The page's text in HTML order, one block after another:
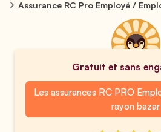
Assurance RC Pro Employé /
Gratuit et sans
Les assurances RC PRO
rayon bazar